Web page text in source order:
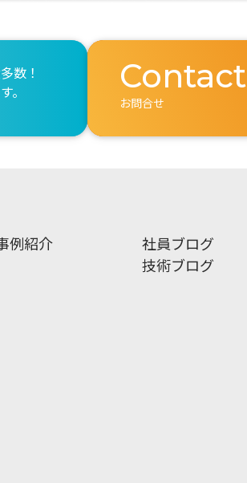
数！
。
Contact
お問合せ
例紹介
社員ブログ
技術ブログ